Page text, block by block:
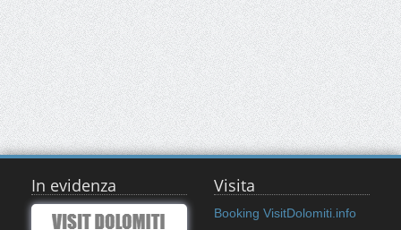
In evidenza Visita
Booking VisitDolomiti.info